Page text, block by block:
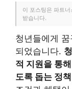
이 포스팅은 파트
받습니다.
청년들에게
되었습니다.
적 지원을 통
도록 돕는 정